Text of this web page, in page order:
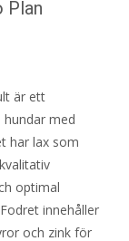
Plan
är ett
med
har lax som
optimal
innehåller
och zink för